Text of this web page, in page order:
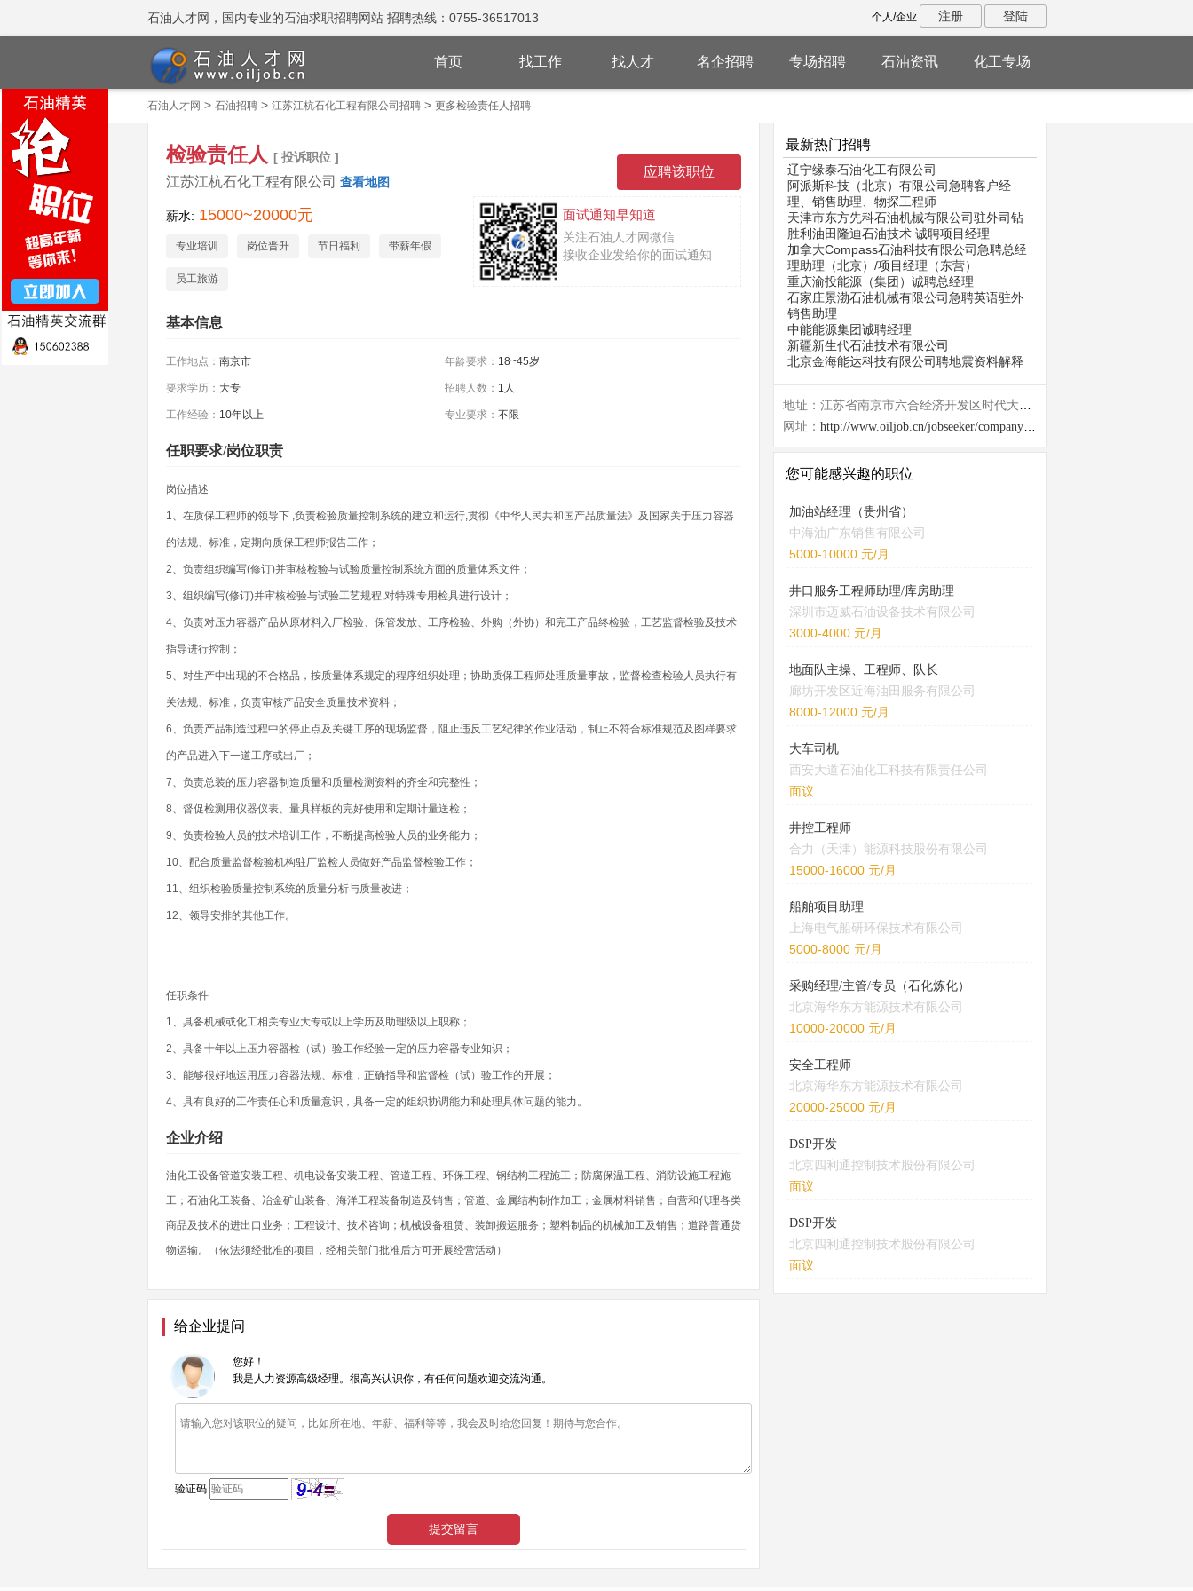
石油人才网，国内专业的石油求职招聘网站 招聘热线：0755-36517013 个人/企业 注册 登陆
首页 找工作 找人才 名企招聘 专场招聘 石油资讯 化工专场
石油人才网 > 石油招聘> 江苏江杭石化工程有限公司招聘> 更多检验责任人招聘
检验责任人 [ 投诉职位 ]
江苏江杭石化工程有限公司 查看地图
薪水: 15000~20000元 面试通知早知道
关注石油人才网微信
接收企业发给你的面试通知
专业培训 岗位晋升 节日福利 带薪年假
员工旅游
基本信息
工作地点： 南京市 年龄要求： 18~45岁
要求学历： 大专 招聘人数： 1人
工作经验： 10年以上 专业要求： 不限
任职要求/岗位职责
岗位描述
1、在质保工程师的领导下 ,负责检验质量控制系统的建立和运行,贯彻《中华人民共和国产品质量法》及国家关于压力容器
的法规、标准，定期向质保工程师报告工作；
2、负责组织编写(修订)并审核检验与试验质量控制系统方面的质量体系文件；
3、组织编写(修订)并审核检验与试验工艺规程,对特殊专用检具进行设计；
4、负责对压力容器产品从原材料入厂检验、保管发放、工序检验、外购（外协）和完工产品终检验，工艺监督检验及技术
指导进行控制；
5、对生产中出现的不合格品，按质量体系规定的程序组织处理；协助质保工程师处理质量事故，监督检查检验人员执行有
关法规、标准，负责审核产品安全质量技术资料；
6、负责产品制造过程中的停止点及关键工序的现场监督，阻止违反工艺纪律的作业活动，制止不符合标准规范及图样要求
的产品进入下一道工序或出厂；
7、负责总装的压力容器制造质量和质量检测资料的齐全和完整性；
8、督促检测用仪器仪表、量具样板的完好使用和定期计量送检；
9、负责检验人员的技术培训工作，不断提高检验人员的业务能力；
10、配合质量监督检验机构驻厂监检人员做好产品监督检验工作；
11、组织检验质量控制系统的质量分析与质量改进；
12、领导安排的其他工作。
任职条件
1、具备机械或化工相关专业大专或以上学历及助理级以上职称；
2、具备十年以上压力容器检（试）验工作经验一定的压力容器专业知识；
3、能够很好地运用压力容器法规、标准，正确指导和监督检（试）验工作的开展；
4、具有良好的工作责任心和质量意识，具备一定的组织协调能力和处理具体问题的能力。
企业介绍
油化工设备管道安装工程、机电设备安装工程、管道工程、环保工程、钢结构工程施工；防腐保温工程、消防设施工程施
工；石油化工装备、冶金矿山装备、海洋工程装备制造及销售；管道、金属结构制作加工；金属材料销售；自营和代理各类
商品及技术的进出口业务；工程设计、技术咨询；机械设备租赁、装卸搬运服务；塑料制品的机械加工及销售；道路普通货
物运输。（依法须经批准的项目，经相关部门批准后方可开展经营活动）
给企业提问
您好！
我是人力资源高级经理。很高兴认识你，有任何问题欢迎交流沟通。
验证码
最新热门招聘
辽宁缘泰石油化工有限公司
阿派斯科技（北京）有限公司急聘客户经
理、销售助理、物探工程师
天津市东方先科石油机械有限公司驻外司钻
胜利油田隆迪石油技术 诚聘项目经理
加拿大Compass石油科技有限公司急聘总经
理助理（北京）/项目经理（东营）
重庆渝投能源（集团）诚聘总经理
石家庄景渤石油机械有限公司急聘英语驻外
销售助理
中能能源集团诚聘经理
新疆新生代石油技术有限公司
北京金海能达科技有限公司聘地震资料解释
网址： http://www.oiljob.cn/jobseeker/company/26349.html
您可能感兴趣的职位
加油站经理（贵州省）
中海油广东销售有限公司
5000-10000 元/月
井口服务工程师助理/库房助理
深圳市迈威石油设备技术有限公司
3000-4000 元/月
地面队主操、工程师、队长
廊坊开发区近海油田服务有限公司
8000-12000 元/月
大车司机
西安大道石油化工科技有限责任公司
面议
井控工程师
合力（天津）能源科技股份有限公司
15000-16000 元/月
船舶项目助理
上海电气船研环保技术有限公司
5000-8000 元/月
采购经理/主管/专员（石化炼化）
北京海华东方能源技术有限公司
10000-20000 元/月
安全工程师
北京海华东方能源技术有限公司
20000-25000 元/月
DSP开发
北京四利通控制技术股份有限公司
面议
DSP开发
北京四利通控制技术股份有限公司
面议